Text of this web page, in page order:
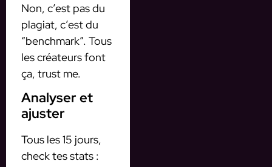
Non, c’est pas du
plagiat, c’est du
“benchmark”. Tous
les créateurs font
ça, trust me.
Analyser et
ajuster
Tous les 15 jours,
check tes stats :